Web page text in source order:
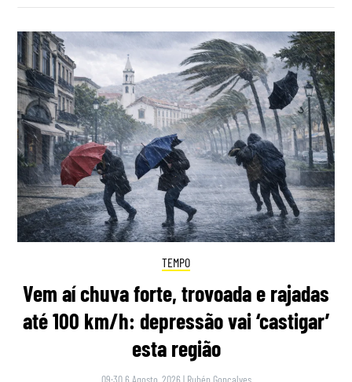
TEMPO
Vem aí chuva forte, trovoada e rajadas
até 100 km/h: depressão vai ‘castigar’
esta região
09:30 6 Agosto, 2026 | Rubén Gonçalves